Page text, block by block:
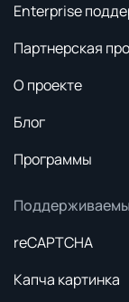
Enterprise
Партнерская
О проекте
Блог
Программы
reCAPTCHA
Капча картинка